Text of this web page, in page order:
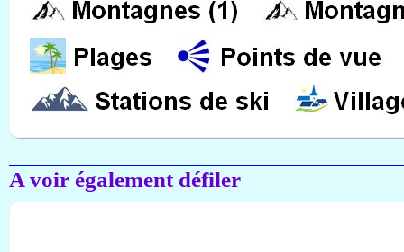
A voir également défiler